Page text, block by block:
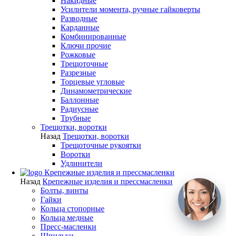
Усилители момента, ручные гайковерты
Разводные
Карданные
Комбинированные
Ключи прочие
Рожковые
Трещоточные
Разрезные
Торцевые угловые
Динамометрические
Баллонные
Радиусные
Трубные
Трещотки, воротки
Назад Трещотки, воротки
Трещоточные рукоятки
Воротки
Удлинители
Крепежные изделия и прессмасленки
Назад Крепежные изделия и прессмасленки
Болты, винты
Гайки
Кольца стопорные
Кольца медные
Пресс-масленки